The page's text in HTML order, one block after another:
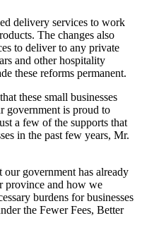
delivery services to work
The changes also
to deliver to any private
and other hospitality
these reforms permanent.
these small businesses
government is proud to
a few of the supports that
in the past few years, Mr.
government has already
province and how we
burdens for businesses
the Fewer Fees, Better